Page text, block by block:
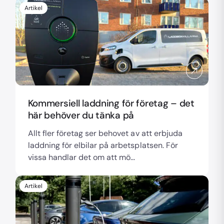
Artikel
Kommersiell laddning för företag – det
här behöver du tänka på
Allt fler företag ser behovet av att erbjuda
laddning för elbilar på arbetsplatsen. För
vissa handlar det om att mö...
Artikel